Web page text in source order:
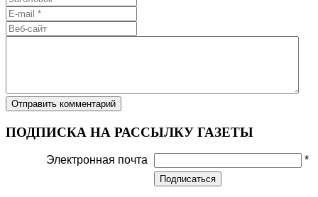
ПОДПИСКА НА РАССЫЛКУ ГАЗЕТЫ
Электронная почта *
Подписаться